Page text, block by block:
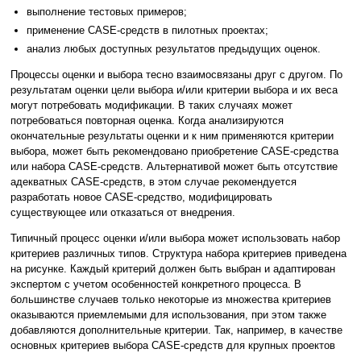
выполнение тестовых примеров;
применение CASE-средств в пилотных проектах;
анализ любых доступных результатов предыдущих оценок.
Процессы оценки и выбора тесно взаимосвязаны друг с другом. По
результатам оценки цели выбора и/или критерии выбора и их веса
могут потребовать модификации. В таких случаях может
потребоваться повторная оценка. Когда анализируются
окончательные результаты оценки и к ним применяются критерии
выбора, может быть рекомендовано приобретение CASE-средства
или набора CASE-средств. Альтернативой может быть отсутствие
адекватных CASE-средств, в этом случае рекомендуется
разработать новое CASE-средство, модифицировать
существующее или отказаться от внедрения.
Типичный процесс оценки и/или выбора может использовать набор
критериев различных типов. Структура набора критериев приведена
на рисунке. Каждый критерий должен быть выбран и адаптирован
экспертом с учетом особенностей конкретного процесса. В
большинстве случаев только некоторые из множества критериев
оказываются приемлемыми для использования, при этом также
добавляются дополнительные критерии. Так, например, в качестве
основных критериев выбора CASE-средств для крупных проектов